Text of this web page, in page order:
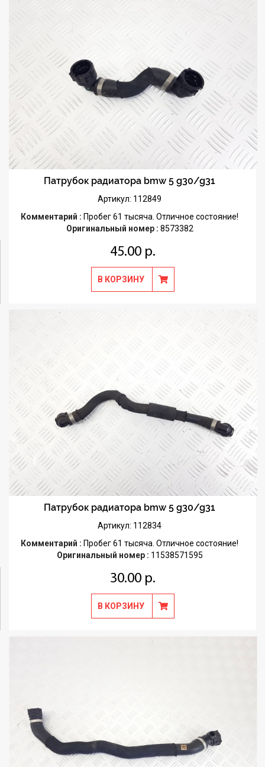
Патрубок радиатора bmw 5 g30/g31
Артикул: 112849
Комментарий : Пробег 61 тысяча. Отличное состояние!
Оригинальный номер : 8573382
45.00 р.
В КОРЗИНУ
Патрубок радиатора bmw 5 g30/g31
Артикул: 112834
Комментарий : Пробег 61 тысяча. Отличное состояние!
Оригинальный номер : 11538571595
30.00 р.
В КОРЗИНУ